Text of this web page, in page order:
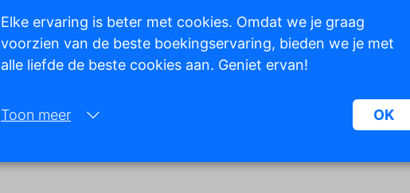
Elke ervaring is beter met cookies. Omdat we je graag
voorzien van de beste boekingservaring, bieden we je met
alle liefde de beste cookies aan. Geniet ervan!
Toon meer OK
Noodzakelijk: